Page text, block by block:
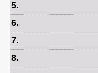
5.
6.
7.
8.